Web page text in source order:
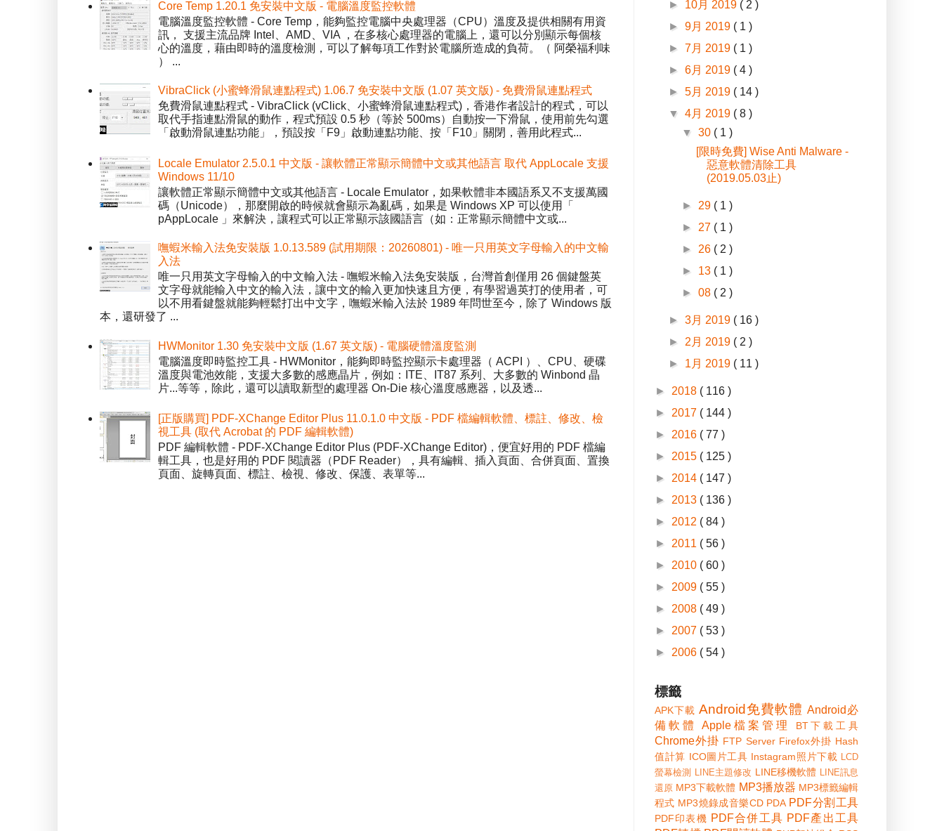
Core Temp 1.20.1 免安裝中文版 - 電腦溫度監控軟體
電腦溫度監控軟體 - Core Temp，能夠監控電腦中央處理器（CPU）溫度及提供相關有用資
訊， 支援主流品牌 Intel、AMD、VIA ，在多核心處理器的電腦上，還可以分別顯示每個核
心的溫度，藉由即時的溫度檢測，可以了解每項工作對於電腦所造成的負荷。（ 阿榮福利味
） ...
VibraClick (小蜜蜂滑鼠連點程式) 1.06.7 免安裝中文版 (1.07 英文版) - 免費滑鼠連點程式
免費滑鼠連點程式 - VibraClick (vClick、小蜜蜂滑鼠連點程式)，香港作者設計的程式，可以
取代手指連點滑鼠的動作，程式預設 0.5 秒（等於 500ms）自動按一下滑鼠，使用前先勾選
「啟動滑鼠連點功能」，預設按「F9」啟動連點功能、按「F10」關閉，善用此程式...
Locale Emulator 2.5.0.1 中文版 - 讓軟體正常顯示簡體中文或其他語言 取代 AppLocale 支援
Windows 11/10
讓軟體正常顯示簡體中文或其他語言 - Locale Emulator，如果軟體非本國語系又不支援萬國
碼（Unicode），那麼開啟的時候就會顯示為亂碼，如果是 Windows XP 可以使用「
pAppLocale 」來解決，讓程式可以正常顯示該國語言（如：正常顯示簡體中文或...
嘸蝦米輸入法免安裝版 1.0.13.589 (試用期限：20260801) - 唯一只用英文字母輸入的中文輸
入法
唯一只用英文字母輸入的中文輸入法 - 嘸蝦米輸入法免安裝版，台灣首創僅用 26 個鍵盤英
文字母就能輸入中文的輸入法，讓中文的輸入更加快速且方便，有學習過英打的使用者，可
以不用看鍵盤就能夠輕鬆打出中文字，嘸蝦米輸入法於 1989 年問世至今，除了 Windows 版
本，還研發了 ...
HWMonitor 1.30 免安裝中文版 (1.67 英文版) - 電腦硬體溫度監測
電腦溫度即時監控工具 - HWMonitor，能夠即時監控顯示卡處理器（ ACPI ）、CPU、硬碟
溫度與電池效能，支援大多數的感應晶片，例如：ITE、IT87 系列、大多數的 Winbond 晶
片...等等，除此，還可以讀取新型的處理器 On-Die 核心溫度感應器，以及透...
[正版購買] PDF-XChange Editor Plus 11.0.1.0 中文版 - PDF 檔編輯軟體、標註、修改、檢
視工具 (取代 Acrobat 的 PDF 編輯軟體)
PDF 編輯軟體 - PDF-XChange Editor Plus (PDF-XChange Editor)，便宜好用的 PDF 檔編
輯工具，也是好用的 PDF 閱讀器（PDF Reader），具有編輯、插入頁面、合併頁面、置換
頁面、旋轉頁面、標註、檢視、修改、保護、表單等...
► 10月 2019 ( 2 )
►9月 2019 ( 1 )
►7月 2019 ( 1 )
►6月 2019 ( 4 )
►5月 2019 ( 14 )
▼4月 2019 ( 8 )
▼30 ( 1 )
[限時免費] Wise Anti Malware -
惡意軟體清除工具
(2019.05.03止)
► 29 ( 1 )
► 27 ( 1 )
► 26 ( 2 )
► 13 ( 1 )
►08 ( 2 )
►3月 2019 ( 16 )
► 2月 2019 ( 2 )
► 1月 2019 ( 11 )
► 2018 ( 116 )
► 2017 ( 144 )
► 2016 ( 77 )
► 2015 ( 125 )
► 2014 ( 147 )
► 2013 ( 136 )
► 2012 ( 84 )
► 2011 ( 56 )
► 2010 ( 60 )
► 2009 ( 55 )
► 2008 ( 49 )
► 2007 ( 53 )
► 2006 ( 54 )
標籤
APK下載 Android免費軟體 Android必
備軟體
Apple檔案管理 BT下載工具
Chrome外掛 FTP Server Firefox外掛 Hash
值計算 ICO圖片工具 Instagram照片下載 LCD
螢幕檢測
LINE主題修改 LINE移機軟體 LINE訊息
還原 MP3下載軟體 MP3播放器 MP3標籤編輯
程式 MP3燒錄成音樂CD PDA PDF分割工具
PDF印表機 PDF合併工具 PDF產出工具